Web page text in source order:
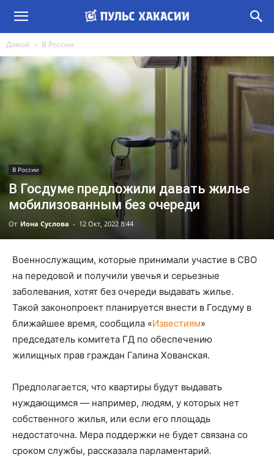
Домой В России
В России
В Госдуме предложили давать жилье
мобилизованным без очереди
От Иона Суслова - 12 Окт, 2022 8:44
Военнослужащим, которые принимали участие в СВО
на передовой и получили увечья и серьезные
заболевания, хотят без очереди выдавать жилье.
Такой законопроект планируется внести в Госдуму в
ближайшее время, сообщила «Известиям»
председатель комитета ГД по обеспечению
жилищных прав граждан Галина Хованская.
Предполагается, что квартиры будут выдавать
нуждающимся — например, людям, у которых нет
собственного жилья, или если его площадь
недостаточна. Мера поддержки не будет связана со
сроком службы, рассказала парламентарий.